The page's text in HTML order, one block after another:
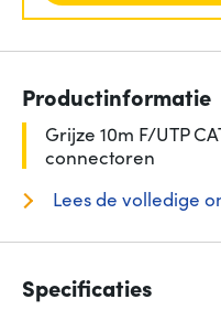
Productinformatie
Grijze 10m F/UTP
connectoren
Lees de volledige
Specificaties